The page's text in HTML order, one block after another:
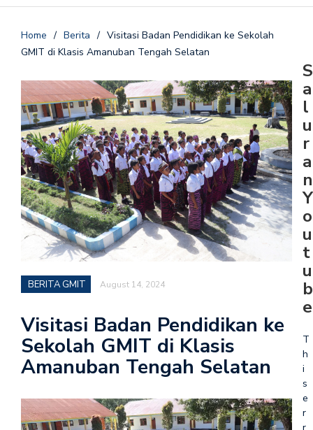
Home / Berita / Visitasi Badan Pendidikan ke Sekolah
GMIT di Klasis Amanuban Tengah Selatan
BERITA GMIT August 14, 2024
Visitasi Badan Pendidikan ke
Sekolah GMIT di Klasis
Amanuban Tengah Selatan
S
a
l
u
r
a
n
Y
o
u
t
u
b
e
T
h
i
s
e
r
r